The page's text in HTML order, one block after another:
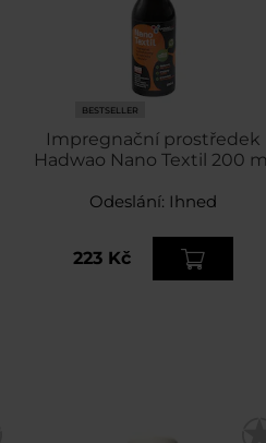
BESTSELLER
Impregnační prostředek
Hadwao Nano Textil 200 ml
Odeslání: Ihned
223 Kč